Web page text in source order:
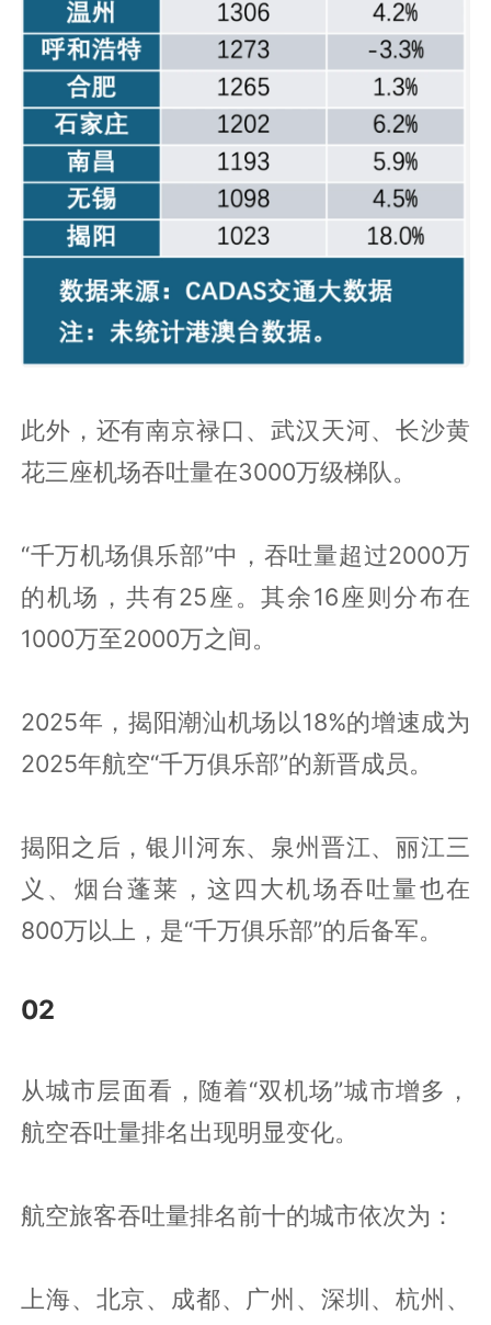
此外，还有南京禄口、武汉天河、长沙黄
花三座机场吞吐量在3000万级梯队。
“千万机场俱乐部”中，吞吐量超过2000万
的机场，共有25座。其余16座则分布在
1000万至2000万之间。
2025年，揭阳潮汕机场以18%的增速成为
2025年航空“千万俱乐部”的新晋成员。
揭阳之后，银川河东、泉州晋江、丽江三
义、烟台蓬莱，这四大机场吞吐量也在
800万以上，是“千万俱乐部”的后备军。
02
从城市层面看，随着“双机场”城市增多，
航空吞吐量排名出现明显变化。
航空旅客吞吐量排名前十的城市依次为：
上海、北京、成都、广州、深圳、杭州、